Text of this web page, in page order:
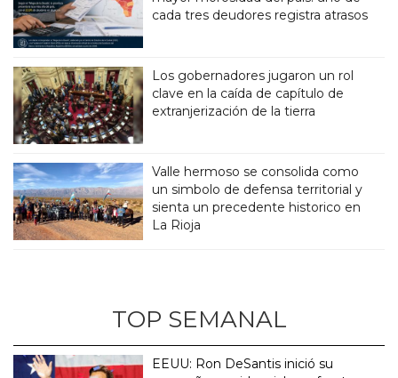
cada tres deudores registra atrasos
Los gobernadores jugaron un rol
clave en la caída de capítulo de
extranjerización de la tierra
Valle hermoso se consolida como
un simbolo de defensa territorial y
sienta un precedente historico en
La Rioja
TOP SEMANAL
EEUU: Ron DeSantis inició su